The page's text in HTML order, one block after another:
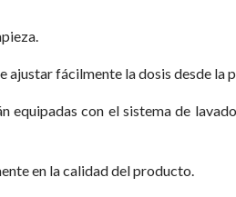
ajustar fácilmente la dosis desde la
equipadas con el sistema de
en la calidad del producto.